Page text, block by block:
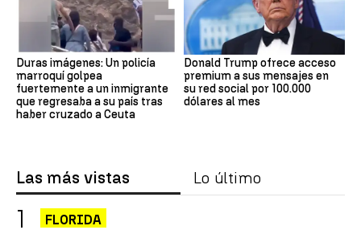
Duras imágenes: Un policía
marroquí golpea
fuertemente a un inmigrante
que regresaba a su país tras
haber cruzado a Ceuta
Donald Trump ofrece acceso
premium a sus mensajes en
su red social por 100.000
dólares al mes
Las más vistas Lo último
FLORIDA